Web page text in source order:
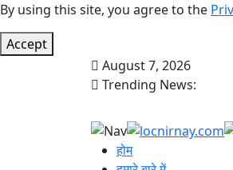
By using this site, you agree to the
Accept
August 7, 2026
Trending News:
होम